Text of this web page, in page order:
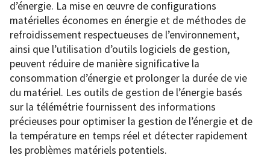
d’énergie. La mise en œuvre de configurations
matérielles économes en énergie et de méthodes de
refroidissement respectueuses de l’environnement,
ainsi que l’utilisation d’outils logiciels de gestion,
peuvent réduire de manière significative la
consommation d’énergie et prolonger la durée de vie
du matériel. Les outils de gestion de l’énergie basés
sur la télémétrie fournissent des informations
précieuses pour optimiser la gestion de l’énergie et de
la température en temps réel et détecter rapidement
les problèmes matériels potentiels.